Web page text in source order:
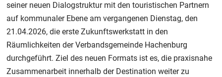
seiner neuen Dialogstruktur mit den touristischen Partnern
auf kommunaler Ebene am vergangenen Dienstag, den
21.04.2026, die erste Zukunftswerkstatt in den
Räumlichkeiten der Verbandsgemeinde Hachenburg
durchgeführt. Ziel des neuen Formats ist es, die praxisnahe
Zusammenarbeit innerhalb der Destination weiter zu